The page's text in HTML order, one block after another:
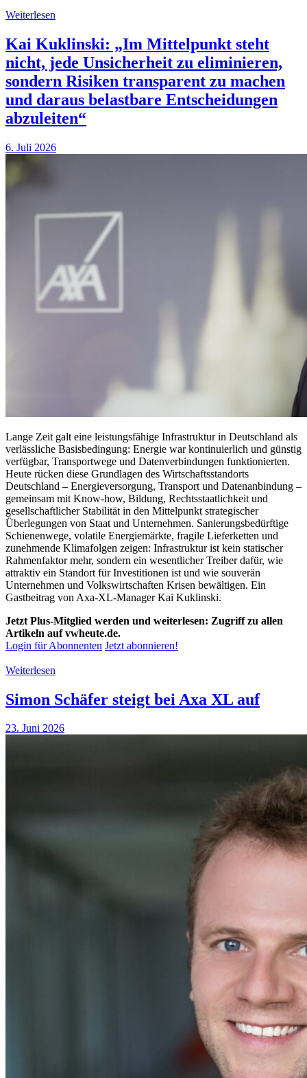
Weiterlesen
Kai Kuklinski: „Im Mittelpunkt steht
nicht, jede Unsicherheit zu eliminieren,
sondern Risiken transparent zu machen
und daraus belastbare Entscheidungen
abzuleiten“
6. Juli 2026
Lange Zeit galt eine leistungsfähige Infrastruktur in Deutschland als
verlässliche Basisbedingung: Energie war kontinuierlich und günstig
verfügbar, Transportwege und Datenverbindungen funktionierten.
Heute rücken diese Grundlagen des Wirtschaftsstandorts
Deutschland – Energieversorgung, Transport und Datenanbindung –
gemeinsam mit Know-how, Bildung, Rechtsstaatlichkeit und
gesellschaftlicher Stabilität in den Mittelpunkt strategischer
Überlegungen von Staat und Unternehmen. Sanierungsbedürftige
Schienenwege, volatile Energiemärkte, fragile Lieferketten und
zunehmende Klimafolgen zeigen: Infrastruktur ist kein statischer
Rahmenfaktor mehr, sondern ein wesentlicher Treiber dafür, wie
attraktiv ein Standort für Investitionen ist und wie souverän
Unternehmen und ­Volkswirtschaften Krisen bewältigen. Ein
Gastbeitrag von Axa-XL-Manager Kai Kuklinski.
Jetzt Plus-Mitglied werden und weiterlesen: Zugriff zu allen
Artikeln auf vwheute.de.
Login für Abonnenten Jetzt abonnieren!
Weiterlesen
Simon Schäfer steigt bei Axa XL auf
23. Juni 2026